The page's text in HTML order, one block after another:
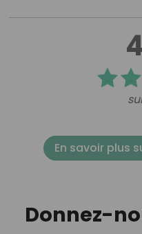
En savoir plus
Donnez-